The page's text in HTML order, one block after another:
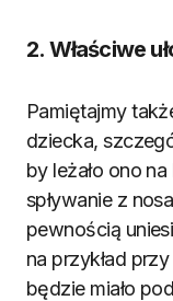
2. Właściwe
Pamiętajmy
dziecka,
by leżało ono
spływanie z
pewnością
na przykład
będzie miało